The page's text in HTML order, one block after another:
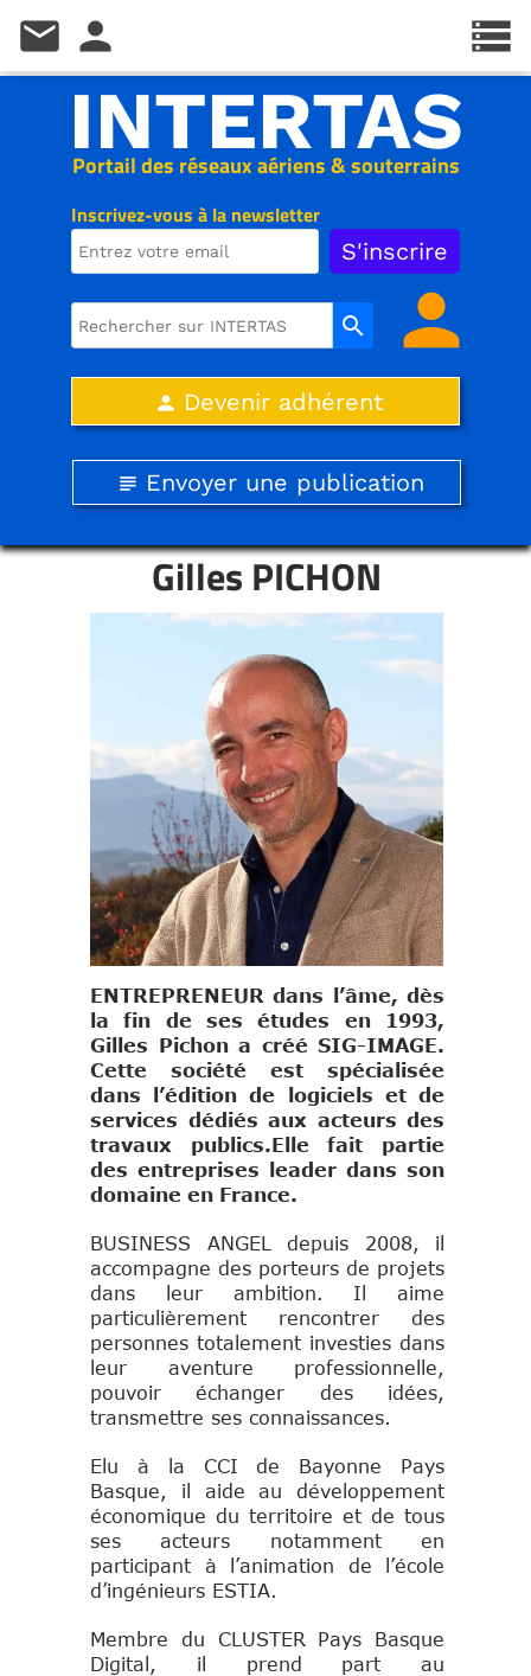
Inscrivez-vous à la newsletter
Portail des réseaux aériens & souterrains
INTERTAS
search person
person Devenir adhérent
subject Envoyer une publication
Gilles PICHON
ENTREPRENEUR dans l’âme, dès
la fin de ses études en 1993,
Gilles Pichon a créé SIG-IMAGE.
Cette société est spécialisée
dans l’édition de logiciels et de
services dédiés aux acteurs des
travaux publics.Elle fait partie
des entreprises leader dans son
domaine en France.
BUSINESS ANGEL depuis 2008, il
accompagne des porteurs de projets
dans leur ambition. Il aime
particulièrement rencontrer des
personnes totalement investies dans
leur aventure professionnelle,
pouvoir échanger des idées,
transmettre ses connaissances.
Elu à la CCI de Bayonne Pays
Basque, il aide au développement
économique du territoire et de tous
ses acteurs notamment en
participant à l’animation de l’école
d’ingénieurs ESTIA.
Membre du CLUSTER Pays Basque
Digital, il prend part au
storage
mail person